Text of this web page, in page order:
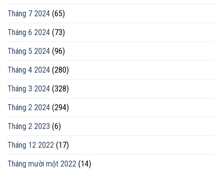
Tháng 7 2024 (65)
Tháng 6 2024 (73)
Tháng 5 2024 (96)
Tháng 4 2024 (280)
Tháng 3 2024 (328)
Tháng 2 2024 (294)
Tháng 2 2023 (6)
Tháng 12 2022 (17)
Tháng mười một 2022 (14)